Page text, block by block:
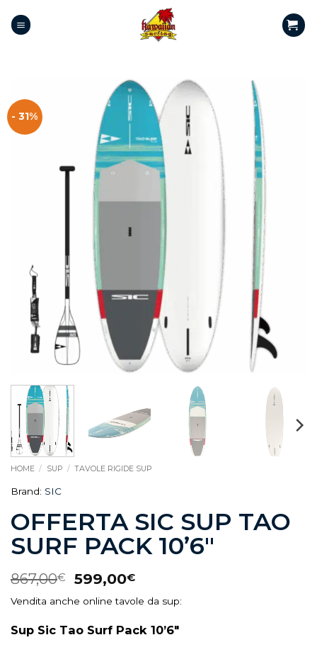
- 31%
HOME / SUP / TAVOLE RIGIDE SUP
Brand: SIC
OFFERTA SIC SUP TAO
SURF PACK 10’6″
867,00€ 599,00€
Vendita anche online tavole da sup:
Sup Sic Tao Surf Pack 10’6″